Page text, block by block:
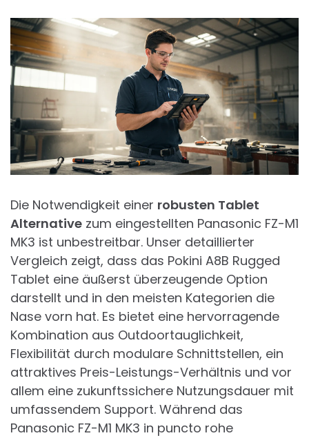
Die Notwendigkeit einer robusten Tablet
Alternative zum eingestellten Panasonic FZ-M1
MK3 ist unbestreitbar. Unser detaillierter
Vergleich zeigt, dass das Pokini A8B Rugged
Tablet eine äußerst überzeugende Option
darstellt und in den meisten Kategorien die
Nase vorn hat. Es bietet eine hervorragende
Kombination aus Outdoortauglichkeit,
Flexibilität durch modulare Schnittstellen, ein
attraktives Preis-Leistungs-Verhältnis und vor
allem eine zukunftssichere Nutzungsdauer mit
umfassendem Support. Während das
Panasonic FZ-M1 MK3 in puncto rohe